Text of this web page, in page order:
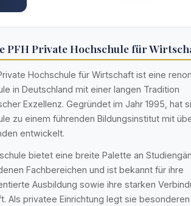
PFH Private Hochschule für
Hochschule für Wirtschaft ist eine
in Deutschland mit einer langen Tradition
Exzellenz. Gegründet im Jahr 1995, hat
zu einem führenden Bildungsinstitut mit
entwickelt.
bietet eine breite Palette an
Fachbereichen und ist bekannt für ihre
Ausbildung sowie ihre starken
Als privatee Einrichtung legt sie